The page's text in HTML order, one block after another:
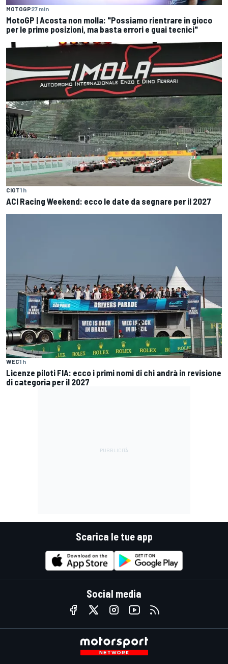
MOTOGP27 min
MotoGP | Acosta non molla: "Possiamo rientrare in gioco
per le prime posizioni, ma basta errori e guai tecnici"
CIGT1 h
ACI Racing Weekend: ecco le date da segnare per il 2027
WEC1 h
Licenze piloti FIA: ecco i primi nomi di chi andrà in revisione
di categoria per il 2027
Scarica le tue app
Social media